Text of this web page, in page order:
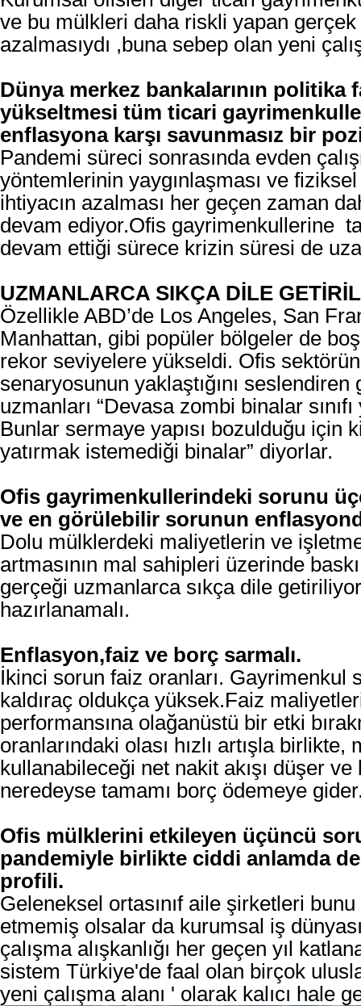
ve bu mülkleri daha riskli yapan
azalmasıydı ,buna sebep olan yeni
Dünya merkez bankalarının politika
yükseltmesi tüm ticari
enflasyona karşı savunmasız bir
Pandemi süreci sonrasında evden
yöntemlerinin yaygınlaşması ve
ihtiyacın azalması her geçen zaman
devam ediyor.Ofis gayrimenkullerine
devam ettiği sürece krizin süresi de
UZMANLARCA SIKÇA DİLE
Özellikle ABD’de Los Angeles, San
Manhattan, gibi popüler bölgeler de
rekor seviyelere yükseldi. Ofis
senaryosunun yaklaştığını
uzmanları “Devasa zombi binalar
Bunlar sermaye yapısı bozulduğu için
yatırmak istemediği binalar” diyorlar.
Ofis gayrimenkullerindeki sorunu
ve en görülebilir sorunun
Dolu mülklerdeki maliyetlerin ve
artmasının mal sahipleri üzerinde
gerçeği uzmanlarca sıkça dile
hazırlanamalı.
Enflasyon,faiz ve borç sarmalı.
İkinci sorun faiz oranları. Gayrimenkul
kaldıraç oldukça yüksek.Faiz
performansına olağanüstü bir etki
oranlarındaki olası hızlı artışla birlikte,
kullanabileceği net nakit akışı düşer ve
neredeyse tamamı borç ödemeye
Ofis mülklerini etkileyen üçüncü
pandemiyle birlikte ciddi anlamda
profili.
Geleneksel ortasınıf aile şirketleri
etmemiş olsalar da kurumsal iş
çalışma alışkanlığı her geçen yıl
sistem Türkiye'de faal olan birçok
yeni çalışma alanı ' olarak kalıcı hale